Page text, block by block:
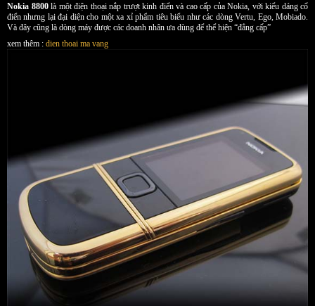
Nokia 8800là một điện thoại nắp trượt kinh điển và cao cấp của Nokia, với kiểu dáng cổ
điển nhưng lại đại diện cho một xa xỉ phẩm tiêu biểu như các dòng Vertu, Ego, Mobiado.
Và đây cũng là dòng máy được các doanh nhân ưa dùng để thể hiện “đẳng cấp”
xem thêm : dien thoai ma vang